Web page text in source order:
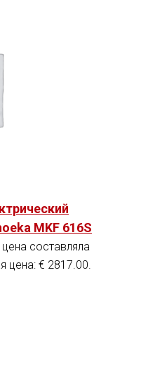
MKF 616S
составляла
цена: € 2817.00.